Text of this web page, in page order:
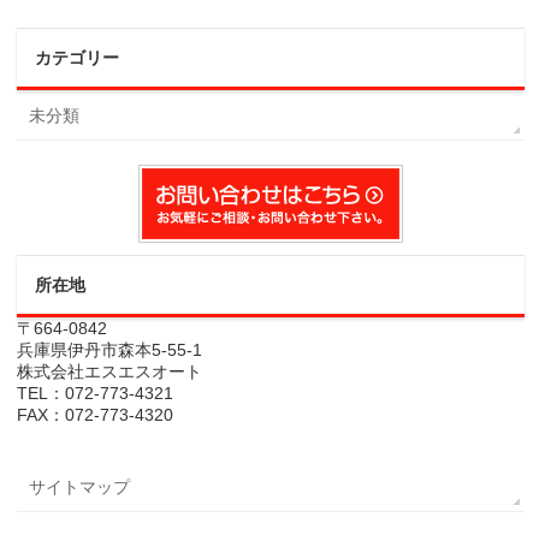
カテゴリー
未分類
所在地
〒664-0842
兵庫県伊丹市森本5-55-1
株式会社エスエスオート
TEL：072-773-4321
FAX：072-773-4320
サイトマップ